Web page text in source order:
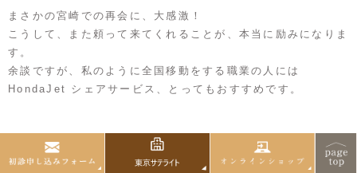
まさかの宮崎での再会に、大感激！
こうして、また頼って来てくれることが、本当に励みになりま
す。
余談ですが、私のように全国移動をする職業の人には
HondaJet シェアサービス、とってもおすすめです。
▽関連記事
「誰もが空をかけるモビリティ新時代へ」本田宗一郎のイズム